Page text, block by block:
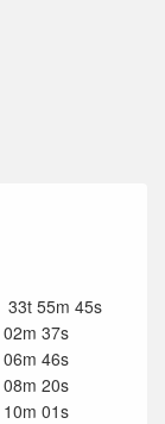
33t 55m 45s
02m 37s
06m 46s
08m 20s
10m 01s